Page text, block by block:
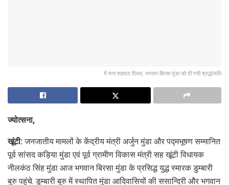
में मना शहादत दिवस, भगवान बिरसा मुंडा को दी गयी श्रद्धांजलि
ज्योत्सना,
खूंटी: जनजातीय मामलों के केंद्रीय मंत्री अर्जुन मुंडा और पद्मभूषण सम्मानित
पूर्व सांसद कड़िया मुंडा एवं पूर्व ग्रामीण विकास मंत्री सह खूंटी विधायक
नीलकंठ सिंह मुंडा आज भगवान बिरसा मुंडा के प्रसिद्ध युद्ध स्मारक डुम्बारी
बुरु पहुंचे. डुम्बारी बुरु में स्थापित मुंडा आदिवासियों की ससान्दिरी और भगवान